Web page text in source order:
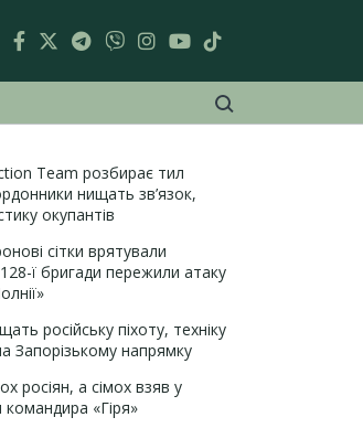
Team розбирає тил
нищать зв’язок,
окупантів
сітки врятували
128-ї бригади пережили атаку
російську піхоту, техніку
Запорізькому напрямку
росіян, а сімох взяв у
командира «Гіря»